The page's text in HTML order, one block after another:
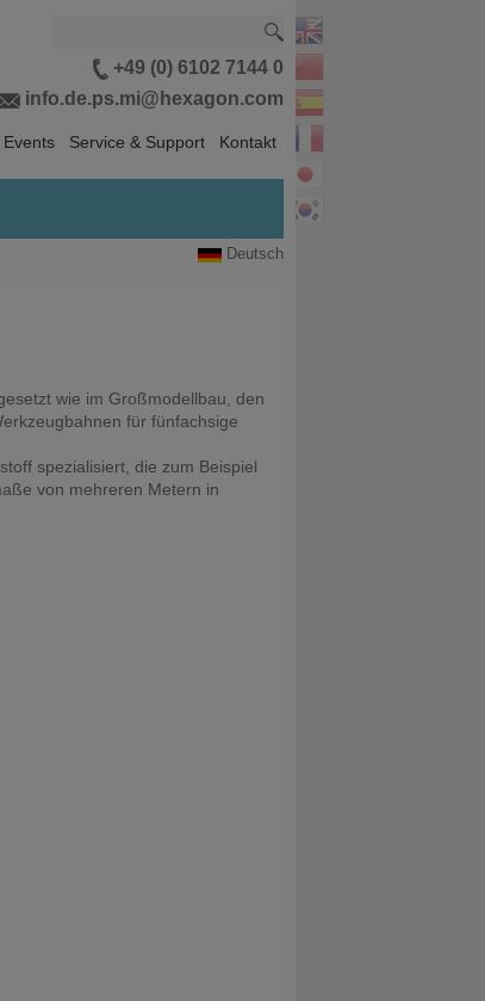
+49 (0) 6102 7144 0
info.de.ps.mi@hexagon.com
Events Service & Support Kontakt
Deutsch
wie im Großmodellbau, den
für fünfachsige
spezialisiert, die zum Beispiel
von mehreren Metern in